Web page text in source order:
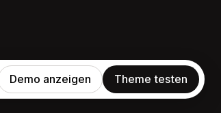
Demo anzeigen Theme testen